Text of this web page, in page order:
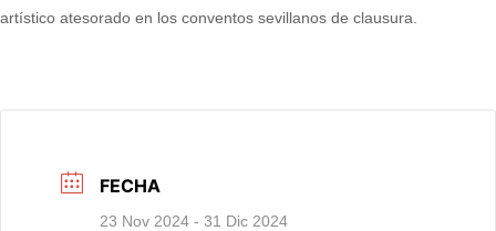
artístico atesorado en los conventos sevillanos de clausura.
FECHA
23 Nov 2024 - 31 Dic 2024